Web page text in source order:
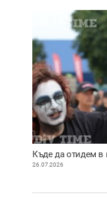
Къде да отидем
26.07.2026